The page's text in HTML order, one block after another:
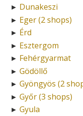
► Dunakeszi
► Eger (2 shops)
► Érd
► Esztergom
► Fehérgyarmat
► Gödöllő
► Gyöngyös (2
► Győr (3 shops)
► Gyula